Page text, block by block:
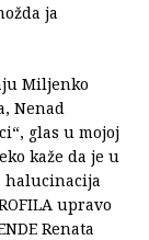
ja
Miljenko
Nenad
glas u mojoj
kaže da je u
halucinacija
upravo
Renata